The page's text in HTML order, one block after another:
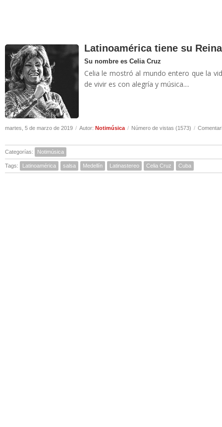
Latinoamérica tiene su
Su nombre es Celia Cruz
Celia le mostró al mundo entero que la
de vivir es con alegría y música....
martes, 5 de marzo de 2019 / Autor: Notimúsica / Número de vistas (1573) /
Categorías: Notimúsica
Tags: Latinoamérica salsa Medellín Latinastereo Celia Cruz Cuba